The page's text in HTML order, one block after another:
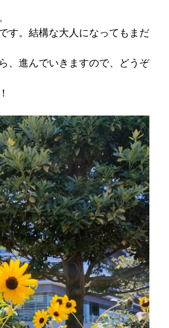
す。結構な大人になってもまだ
、進んでいきますので、どうぞ